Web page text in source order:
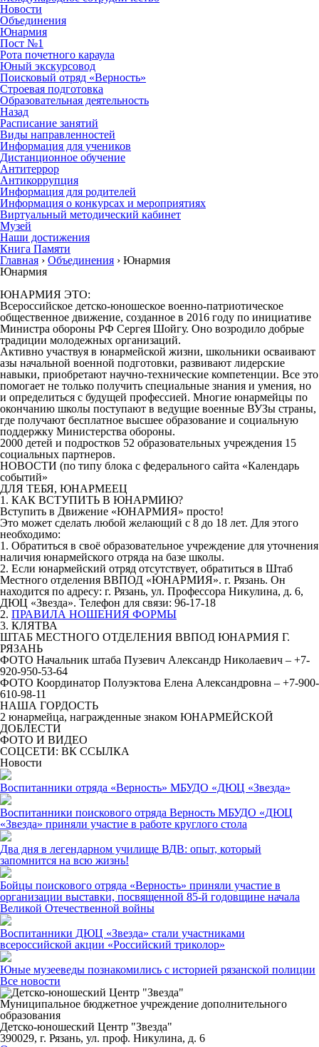
Новости
Объединения
Юнармия
Пост №1
Рота почетного караула
Юный экскурсовод
Поисковый отряд «Верность»
Строевая подготовка
Образовательная деятельность
Назад
Расписание занятий
Виды направленностей
Информация для учеников
Дистанционное обучение
Антитеррор
Антикоррупция
Информация для родителей
Информация о конкурсах и мероприятиях
Виртуальный методический кабинет
Музей
Наши достижения
Книга Памяти
Главная › Объединения › Юнармия
Юнармия
ЮНАРМИЯ ЭТО:
Всероссийское детско-юношеское военно-патриотическое
общественное движение, созданное в 2016 году по инициативе
Министра обороны РФ Сергея Шойгу. Оно возродило добрые
традиции молодежных организаций.
Активно участвуя в юнармейской жизни, школьники осваивают
азы начальной военной подготовки, развивают лидерские
навыки, приобретают научно-технические компетенции. Все это
помогает не только получить специальные знания и умения, но
и определиться с будущей профессией. Многие юнармейцы по
окончанию школы поступают в ведущие военные ВУЗы страны,
где получают бесплатное высшее образование и социальную
поддержку Министерства обороны.
2000 детей и подростков 52 образовательных учреждения 15
социальных партнеров.
НОВОСТИ (по типу блока с федерального сайта «Календарь
событий»
ДЛЯ ТЕБЯ, ЮНАРМЕЕЦ
1. КАК ВСТУПИТЬ В ЮНАРМИЮ?
Вступить в Движение «ЮНАРМИЯ» просто!
Это может сделать любой желающий с 8 до 18 лет. Для этого
необходимо:
1. Обратиться в своё образовательное учреждение для уточнения
наличия юнармейского отряда на базе школы.
2. Если юнармейский отряд отсутствует, обратиться в Штаб
Местного отделения ВВПОД «ЮНАРМИЯ». г. Рязань. Он
находится по адресу: г. Рязань, ул. Профессора Никулина, д. 6,
ДЮЦ «Звезда». Телефон для связи: 96-17-18
2. ПРАВИЛА НОШЕНИЯ ФОРМЫ
3. КЛЯТВА
ШТАБ МЕСТНОГО ОТДЕЛЕНИЯ ВВПОД ЮНАРМИЯ Г.
РЯЗАНЬ
ФОТО Начальник штаба Пузевич Александр Николаевич – +7-
920-950-53-64
ФОТО Координатор Полуэктова Елена Александровна – +7-900-
610-98-11
НАША ГОРДОСТЬ
2 юнармейца, награжденные знаком ЮНАРМЕЙСКОЙ
ДОБЛЕСТИ
ФОТО И ВИДЕО
СОЦСЕТИ: ВК ССЫЛКА
Новости
Воспитанники отряда «Верность» МБУДО «ДЮЦ «Звезда»
Воспитанники поискового отряда Верность МБУДО «ДЮЦ
«Звезда» приняли участие в работе круглого стола
Два дня в легендарном училище ВДВ: опыт, который
запомнится на всю жизнь!
Бойцы поискового отряда «Верность» приняли участие в
организации выставки, посвященной 85-й годовщине начала
Великой Отечественной войны
Воспитанники ДЮЦ «Звезда» стали участниками
всероссийской акции «Российский триколор»
Юные музееведы познакомились с историей рязанской полиции
Все новости
Муниципальное бюджетное учреждение дополнительного
образования
Детско-юношеский Центр "Звезда"
390029, г. Рязань, ул. проф. Никулина, д. 6